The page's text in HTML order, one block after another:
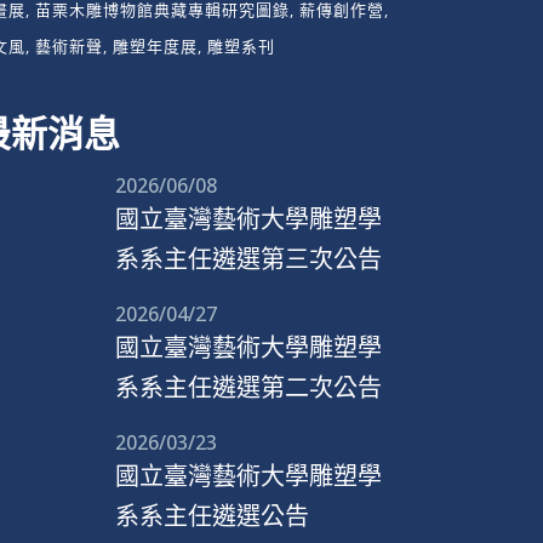
展 苗栗木雕博物館典藏專輯研究圖錄 薪傳創作營
風 藝術新聲 雕塑年度展 雕塑系刊
新消息
2026/06/08
國立臺灣藝術大學雕塑學
系系主任遴選第三次公告
2026/04/27
國立臺灣藝術大學雕塑學
系系主任遴選第二次公告
2026/03/23
國立臺灣藝術大學雕塑學
系系主任遴選公告